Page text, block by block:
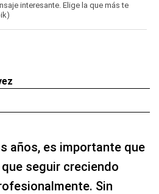
interesante. Elige la que más te
años, es importante que
seguir creciendo
Sin